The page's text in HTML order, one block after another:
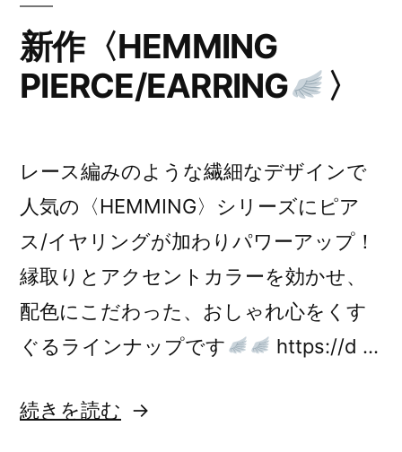
新作〈HEMMING
PIERCE/EARRING
〉
レース編みのような繊細なデザインで
人気の〈HEMMING〉シリーズにピア
ス/イヤリングが加わりパワーアップ！
縁取りとアクセントカラーを効かせ、
配色にこだわった、おしゃれ心をくす
ぐるラインナップです
https://d …
“新
続きを読む